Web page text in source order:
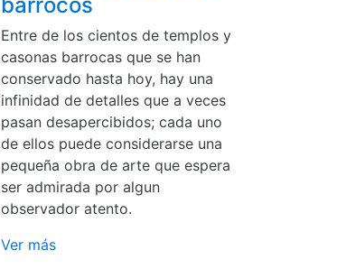
Entre de los cientos de templos y
casonas barrocas que se han
conservado hasta hoy, hay una
infinidad de detalles que a veces
pasan desapercibidos; cada uno
de ellos puede considerarse una
pequeña obra de arte que espera
ser admirada por algun
observador atento.
Ver más